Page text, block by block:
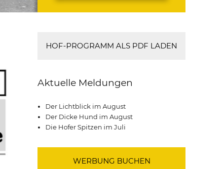
HOF-PROGRAMM ALS PDF LADEN
Aktuelle Meldungen
Der Lichtblick im August
Der Dicke Hund im August
Die Hofer Spitzen im Juli
WERBUNG BUCHEN